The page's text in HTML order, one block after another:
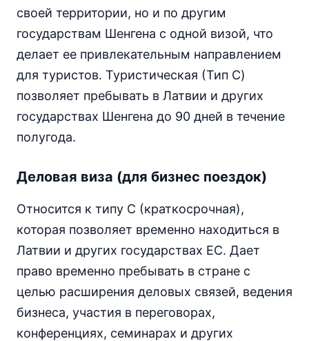
своей территории, но и по другим
государствам Шенгена с одной визой, что
делает ее привлекательным направлением
для туристов. Туристическая (Тип C)
позволяет пребывать в Латвии и других
государствах Шенгена до 90 дней в течение
полугода.
Деловая виза (для бизнес поездок)
Относится к типу C (краткосрочная),
которая позволяет временно находиться в
Латвии и других государствах ЕС. Дает
право временно пребывать в стране с
целью расширения деловых связей, ведения
бизнеса, участия в переговорах,
конференциях, семинарах и других